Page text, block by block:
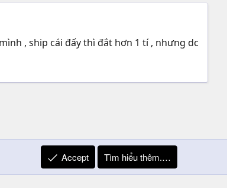
, ship cái đấy thì đắt hơn 1 tí , nhưng dc
Quy định và Nội quy Privacy Policy Trợ giúp
S
Accept Tìm hiểu thêm.…